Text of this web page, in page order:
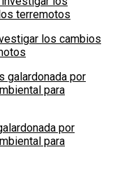
los cambios
por
para